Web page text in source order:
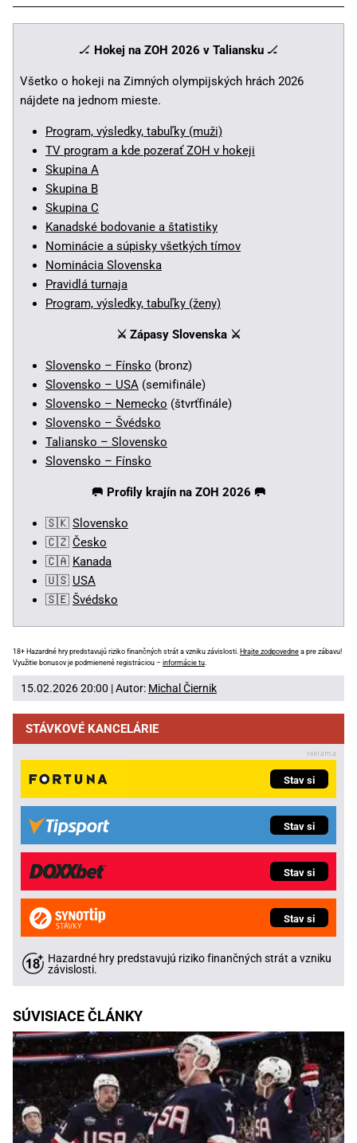
🏒 Hokej na ZOH 2026 v Taliansku 🏒
Všetko o hokeji na Zimných olympijských hrách 2026
nájdete na jednom mieste.
Program, výsledky, tabuľky (muži)
TV program a kde pozerať ZOH v hokeji
Skupina A
Skupina B
Skupina C
Kanadské bodovanie a štatistiky
Nominácie a súpisky všetkých tímov
Nominácia Slovenska
Pravidlá turnaja
Program, výsledky, tabuľky (ženy)
⚔️ Zápasy Slovenska ⚔️
Slovensko – Fínsko (bronz)
Slovensko – USA (semifinále)
Slovensko – Nemecko (štvrťfinále)
Slovensko – Švédsko
Taliansko – Slovensko
Slovensko – Fínsko
🥅 Profily krajín na ZOH 2026 🥅
🇸🇰 Slovensko
🇨🇿 Česko
🇨🇦 Kanada
🇺🇸 USA
🇸🇪 Švédsko
18+ Hazardné hry predstavujú riziko finančných strát a vzniku závislosti. Hrajte zodpovedne a pre zábavu!
Využitie bonusov je podmienené registráciou – informácie tu.
15.02.2026 20:00 | Autor: Michal Čiernik
STÁVKOVÉ KANCELÁRIE
Stav si
Stav si
Stav si
Stav si
Hazardné hry predstavujú riziko finančných strát a vzniku
závislosti.
SÚVISIACE ČLÁNKY